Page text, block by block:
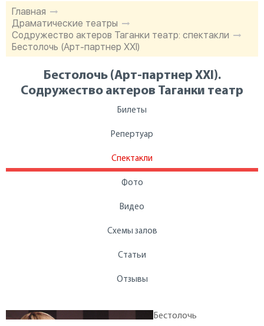
Главная
Драматические театры
Содружество актеров Таганки театр: спектакли
Бестолочь (Арт-партнер XXI)
Бестолочь (Арт-партнер XXI).
Содружество актеров Таганки театр
Билеты
Репертуар
Спектакли
Фото
Видео
Схемы залов
Статьи
Отзывы
Бестолочь